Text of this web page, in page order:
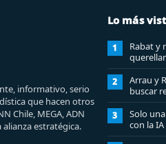
informativo, serio
que hacen otros
Chile, MEGA, ADN
estratégica.
Lo más
1
Rabat y
2
Arrau y
buscar
3
Solo
con la
Mundial